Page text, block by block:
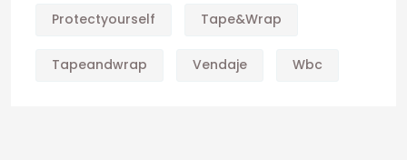
Protectyourself Tape&wrap
Tapeandwrap Vendaje Wbc